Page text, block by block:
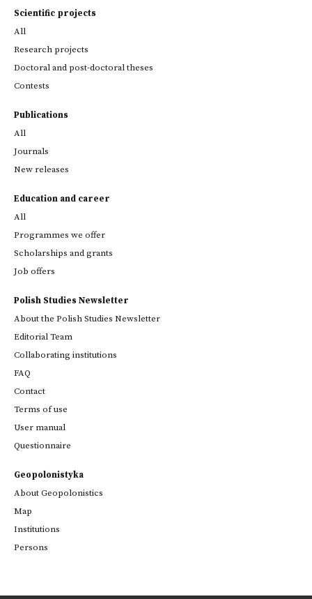
Scientific projects
All
Research projects
Doctoral and post-doctoral theses
Contests
Publications
All
Journals
New releases
Education and career
All
Programmes we offer
Scholarships and grants
Job offers
Polish Studies Newsletter
About the Polish Studies Newsletter
Editorial Team
Collaborating institutions
FAQ
Contact
Terms of use
User manual
Questionnaire
Geopolonistyka
About Geopolonistics
Map
Institutions
Persons